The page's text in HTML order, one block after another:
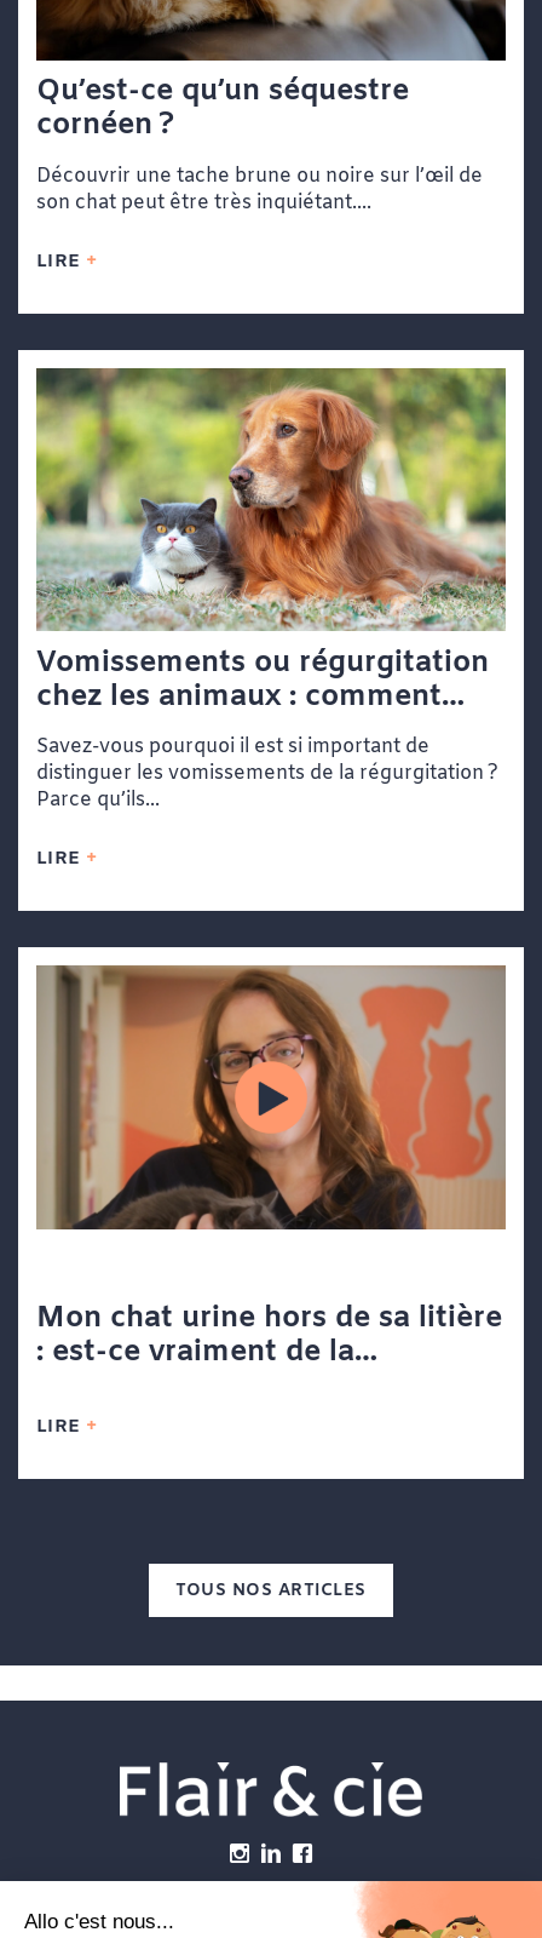
Qu’est-ce qu’un séquestre
cornéen ?
Découvrir une tache brune ou noire sur l’œil de
son chat peut être très inquiétant....
LIRE
Vomissements ou régurgitation
chez les animaux : comment
faire la différence
Savez-vous pourquoi il est si important de
distinguer les vomissements de la régurgitation ?
Parce qu’ils...
LIRE
Mon chat urine hors de sa litière
: est-ce vraiment de la
LIRE
TOUS NOS ARTICLES
Établissements vétérinaires